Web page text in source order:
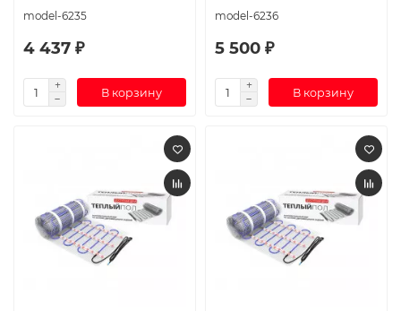
model-6235
4 437 ₽
В корзину
model-6236
5 500 ₽
В корзину